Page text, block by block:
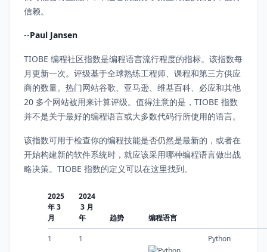
信赖。
--Paul Jansen
TIOBE 编程社区指数是编程语言流行程度的指标。该指数每
月更新一次。评级基于全球熟练工程师、课程和第三方供应
商的数量。热门网站谷歌、亚马逊、维基百科、必应和其他
20 多个网站被用来计算评级。值得注意的是，TIOBE 指数
并不是关于最好的编程语言或大多数代码行所使用的语言。
该指数可用于检查你的编程技能是否仍然是最新的，或者在
开始构建新的软件系统时，就应该采用哪种编程语言做出战
略决策。TIOBE 指数的定义可以在这里找到。
2025
年 3
月
2024
3 月
年
趋势 编程语言
1 1 Python